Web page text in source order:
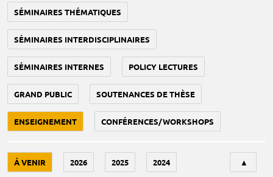
SÉMINAIRES THÉMATIQUES
SÉMINAIRES INTERDISCIPLINAIRES
SÉMINAIRES INTERNES POLICY LECTURES
GRAND PUBLIC SOUTENANCES DE THÈSE
ENSEIGNEMENT CONFÉRENCES/WORKSHOPS
À VENIR 2026 2025 2024 ▲